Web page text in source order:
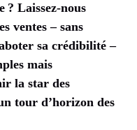
? Laissez-nous
ventes – sans
sa crédibilité –
mais
la star des
tour d’horizon des